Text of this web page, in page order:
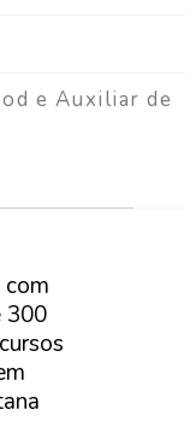
e Auxiliar de
300